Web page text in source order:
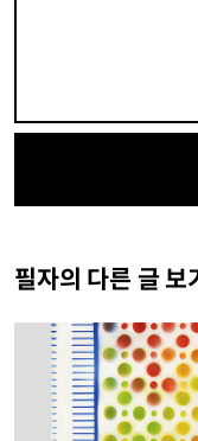
필자의 다른 글 보